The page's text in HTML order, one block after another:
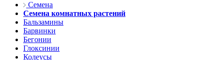
Семена
Семена комнатных растений
Бальзамины
Барвинки
Бегонии
Глоксинии
Колеусы